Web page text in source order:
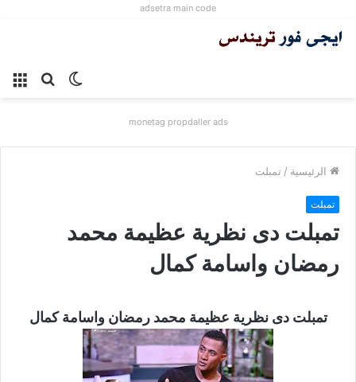
adsetra main code
بحث الوضع
monetag propdaller ads
الرئيسية / تمبلت
تمبلت
تمبلت دى نظرية عظيمة محمد
رمضان واسامة كمال
تمبلت دى نظرية عظيمة محمد رمضان واسامة كمال